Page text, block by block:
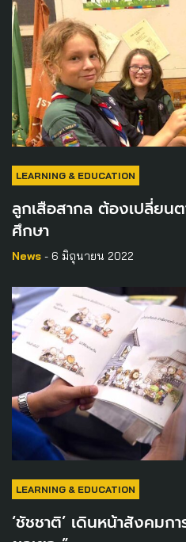
LEARNING & EDUCATION
ลูกเสือสากล ต้องเปลี่ยน
ศึกษา
News - 6 มิถุนายน 2022
LEARNING & EDUCATION
‘ชัชชาติ’ เดินหน้าสังคมก